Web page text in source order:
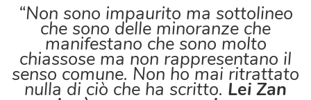
“Non sono impaurito ma sottolineo
che sono delle minoranze che
manifestano che sono molto
chiassose ma non rappresentano il
senso comune. Non ho mai ritrattato
nulla di ciò che ha scritto. Lei Zan